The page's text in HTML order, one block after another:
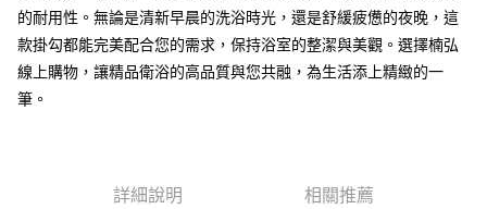
的耐用性。無論是清新早晨的洗浴時光，還是舒緩疲憊的夜晚，這
款掛勾都能完美配合您的需求，保持浴室的整潔與美觀。選擇楠弘
線上購物，讓精品衛浴的高品質與您共融，為生活添上精緻的一
筆。
詳細說明 相關推薦